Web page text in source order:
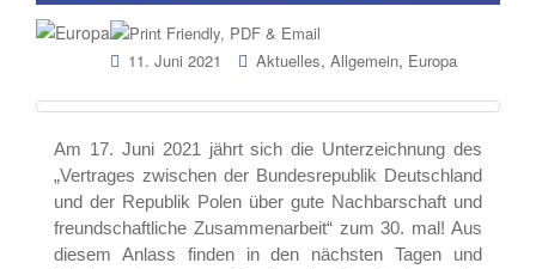
11. Juni 2021 Aktuelles, Allgemein, Europa
Am 17. Juni 2021 jährt sich die Unterzeichnung des
„Vertrages zwischen der Bundesrepublik Deutschland
und der Republik Polen über gute Nachbarschaft und
freundschaftliche Zusammenarbeit“ zum 30. mal! Aus
diesem Anlass finden in den nächsten Tagen und